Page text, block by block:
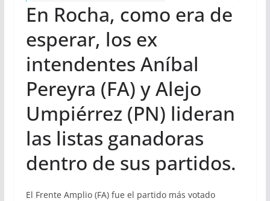
En Rocha, como era de
esperar, los ex
intendentes Aníbal
Pereyra (FA) y Alejo
Umpiérrez (PN) lideran
las listas ganadoras
dentro de sus partidos.
El Frente Amplio (FA) fue el partido más votado